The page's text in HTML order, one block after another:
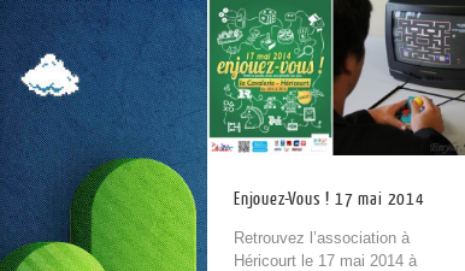
Enjouez-Vous ! 17 mai 2014
Retrouvez l’association à
Héricourt le 17 mai 2014 à